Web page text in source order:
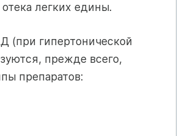
легких едины.
(при гипертонической
прежде всего,
препаратов: